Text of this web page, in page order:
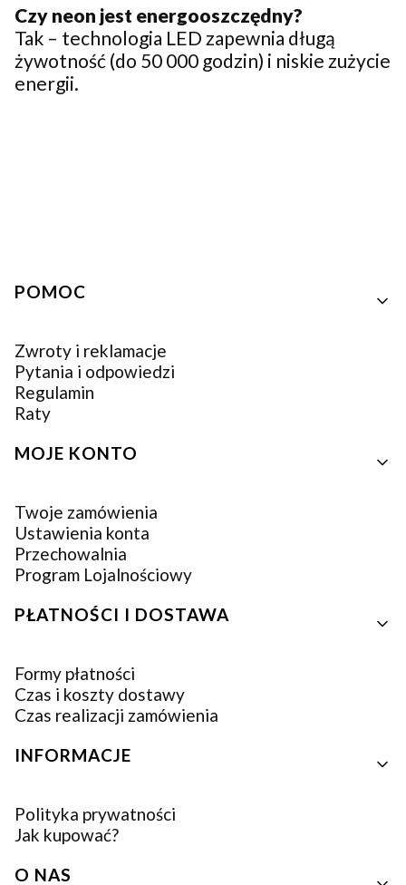
Czy neon jest energooszczędny?
Tak – technologia LED zapewnia długą
żywotność (do 50 000 godzin) i niskie zużycie
energii.
Linki w stopce
POMOC
Zwroty i reklamacje
Pytania i odpowiedzi
Regulamin
Raty
MOJE KONTO
Twoje zamówienia
Ustawienia konta
Przechowalnia
Program Lojalnościowy
PŁATNOŚCI I DOSTAWA
Formy płatności
Czas i koszty dostawy
Czas realizacji zamówienia
INFORMACJE
Polityka prywatności
Jak kupować?
O NAS